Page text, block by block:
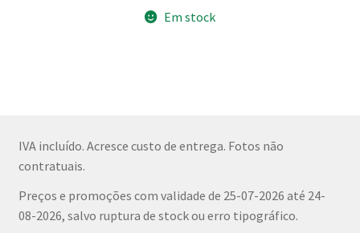
líquidos e retém sujidade e pêlos, podendo também ser
Em stock
IVA incluído. Acresce custo de entrega. Fotos não
contratuais.
Preços e promoções com validade de 25-07-2026 até 24-
08-2026, salvo ruptura de stock ou erro tipográfico.